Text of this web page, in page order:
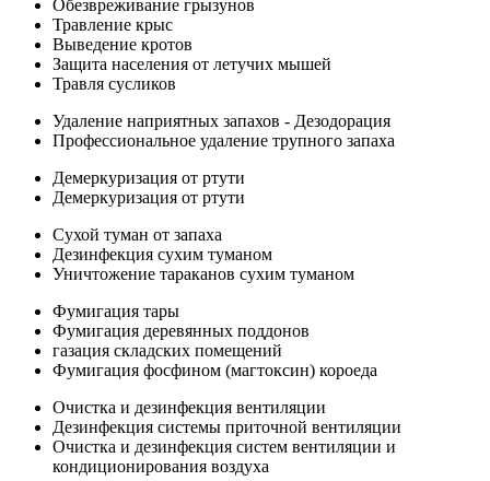
Обезвреживание грызунов
Травление крыс
Выведение кротов
Защита населения от летучих мышей
Травля сусликов
Удаление наприятных запахов - Дезодорация
Профессиональное удаление трупного запаха
Демеркуризация от ртути
Демеркуризация от ртути
Сухой туман от запаха
Дезинфекция сухим туманом
Уничтожение тараканов сухим туманом
Фумигация тары
Фумигация деревянных поддонов
газация складских помещений
Фумигация фосфином (магтоксин) короеда
Очистка и дезинфекция вентиляции
Дезинфекция системы приточной вентиляции
Очистка и дезинфекция систем вентиляции и
кондиционирования воздуха